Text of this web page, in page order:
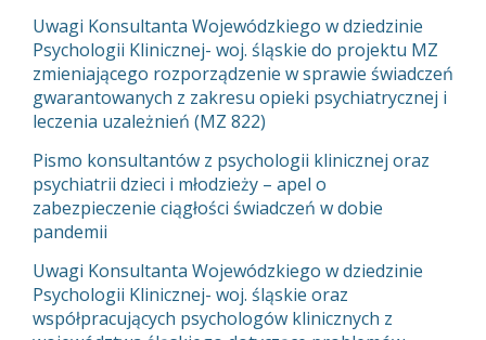
Uwagi Konsultanta Wojewódzkiego w dziedzinie
Psychologii Klinicznej- woj. śląskie do projektu MZ
zmieniającego rozporządzenie w sprawie świadczeń
gwarantowanych z zakresu opieki psychiatrycznej i
leczenia uzależnień (MZ 822)
Pismo konsultantów z psychologii klinicznej oraz
psychiatrii dzieci i młodzieży – apel o
zabezpieczenie ciągłości świadczeń w dobie
pandemii
Uwagi Konsultanta Wojewódzkiego w dziedzinie
Psychologii Klinicznej- woj. śląskie oraz
współpracujących psychologów klinicznych z